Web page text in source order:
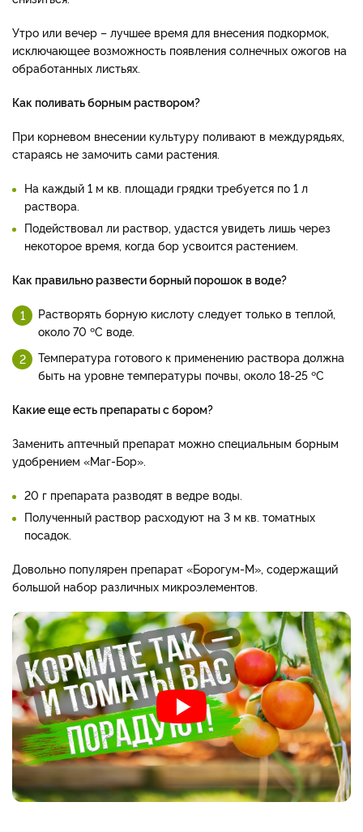
Утро или вечер – лучшее время для внесения подкормок,
исключающее возможность появления солнечных ожогов на
обработанных листьях.
Как поливать борным раствором?
При корневом внесении культуру поливают в междурядьях,
стараясь не замочить сами растения.
На каждый 1 м кв. площади грядки требуется по 1 л
раствора.
Подействовал ли раствор, удастся увидеть лишь через
некоторое время, когда бор усвоится растением.
Как правильно развести борный порошок в воде?
Растворять борную кислоту следует только в теплой,
около 70 ºC воде.
Температура готового к применению раствора должна
быть на уровне температуры почвы, около 18-25 ºC
Какие еще есть препараты с бором?
Заменить аптечный препарат можно специальным борным
удобрением «Маг-Бор».
20 г препарата разводят в ведре воды.
Полученный раствор расходуют на 3 м кв. томатных
посадок.
Довольно популярен препарат «Борогум-М», содержащий
большой набор различных микроэлементов.